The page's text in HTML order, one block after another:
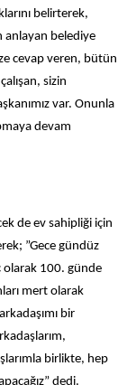
belirterek,
anlayan belediye
cevap veren, bütün
sizin
var. Onunla
devam
de ev sahipliği için
”Gece gündüz
100. günde
mert olarak
bir
birlikte, hep
dedi.